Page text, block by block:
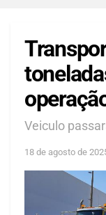
Veiculo
18 de agosto de